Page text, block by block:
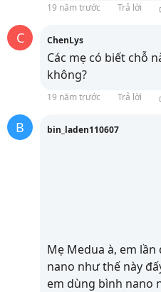
19 năm trước Trả lời
C ChenLys
Các mẹ có biết chỗ
không?
19 năm trước Trả lời
B bin_laden110607
Mẹ Medua à, em
nano như thế này
em dùng bình nano